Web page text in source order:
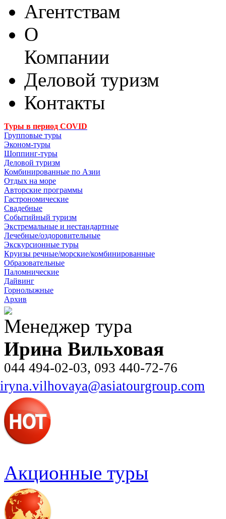
Агентствам
О
Компании
Деловой туризм
Контакты
Туры в период COVID
Групповые туры
Эконом-туры
Шоппинг-туры
Деловой туризм
Комбинированные по Азии
Отдых на море
Авторские программы
Гастрономические
Свадебные
Событийный туризм
Экстремальные и нестандартные
Лечебные/оздоровительные
Экскурсионные туры
Круизы речные/морские/комбинированные
Образовательные
Паломнические
Дайвинг
Горнолыжные
Архив
Менеджер тура
Ирина Вильховая
044 494-02-03, 093 440-72-76
iryna.vilhovaya@asiatourgroup.com
Акционные туры